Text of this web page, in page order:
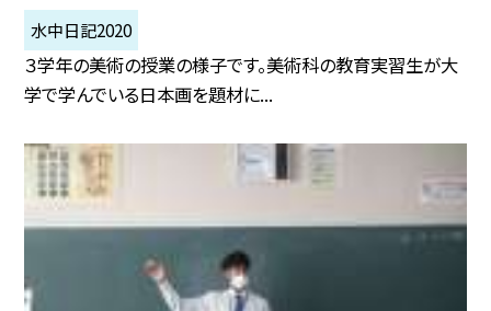
水中日記2020
３学年の美術の授業の様子です。美術科の教育実習生が大
学で学んでいる日本画を題材に...